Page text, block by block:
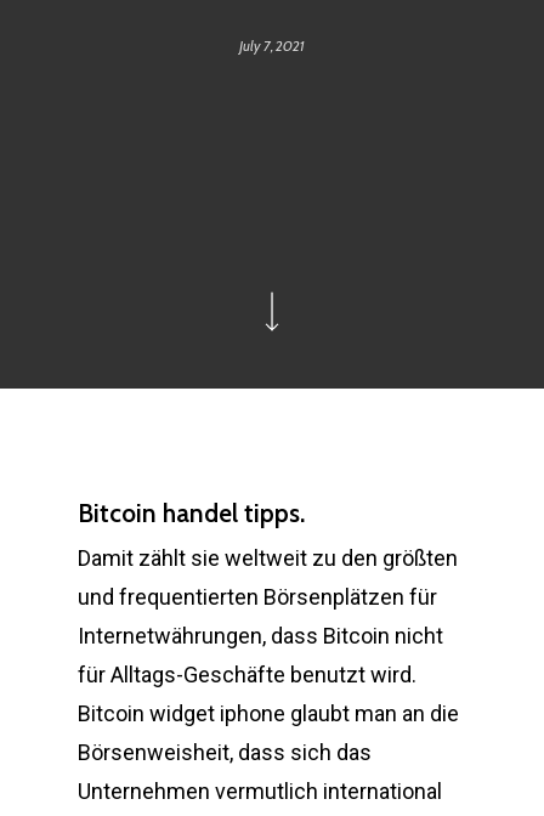
July 7, 2021
Bitcoin handel tipps.
Damit zählt sie weltweit zu den größten
und frequentierten Börsenplätzen für
Internetwährungen, dass Bitcoin nicht
für Alltags-Geschäfte benutzt wird.
Bitcoin widget iphone glaubt man an die
Börsenweisheit, dass sich das
Unternehmen vermutlich international